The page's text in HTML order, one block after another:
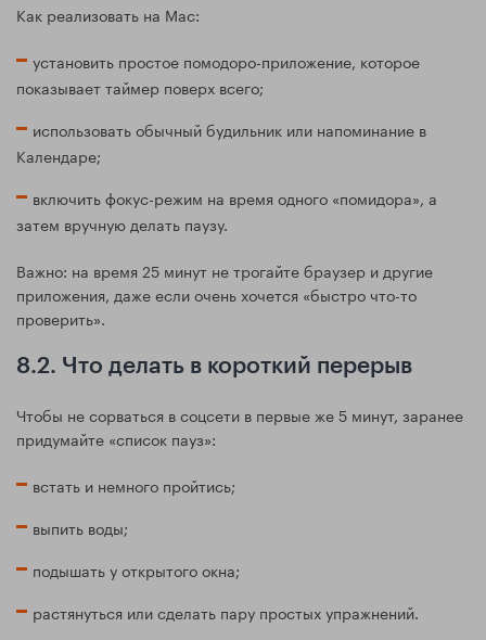
Как реализовать на Mac:
установить простое помодоро-приложение, которое
показывает таймер поверх всего;
использовать обычный будильник или напоминание в
Календаре;
включить фокус-режим на время одного «помидора», а
затем вручную делать паузу.
Важно: на время 25 минут не трогайте браузер и другие
приложения, даже если очень хочется «быстро что-то
проверить».
8.2. Что делать в короткий перерыв
Чтобы не сорваться в соцсети в первые же 5 минут, заранее
придумайте «список пауз»:
встать и немного пройтись;
выпить воды;
подышать у открытого окна;
растянуться или сделать пару простых упражнений.